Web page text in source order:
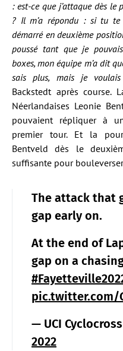
: est-ce que j’attaque dès le
? Il m’a répondu : si tu te
démarré en deuxième
poussé tant que je
boxes, mon équipe m’a dit
sais plus, mais je
Backstedt après course.
Néerlandaises Leonie
pouvaient répliquer à
premier tour. Et la
Bentveld dès le
suffisante pour
The attack that
gap early on.
At the end of
gap on a
pic.twitter.com/
— UCI Cyclocross
2022